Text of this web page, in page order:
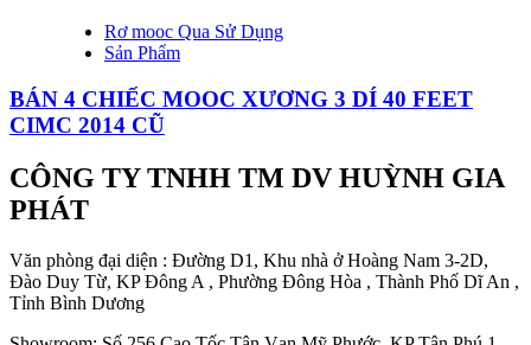
Rơ mooc Qua Sử Dụng
Sản Phẩm
BÁN 4 CHIẾC MOOC XƯƠNG 3 DÍ 40 FEET
CIMC 2014 CŨ
CÔNG TY TNHH TM DV HUỲNH GIA
PHÁT
Văn phòng đại diện : Đường D1, Khu nhà ở Hoàng Nam 3-2D,
Đào Duy Từ, KP Đông A , Phường Đông Hòa , Thành Phố Dĩ An ,
Tỉnh Bình Dương